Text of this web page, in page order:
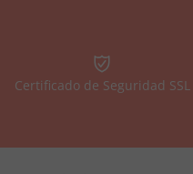
Certificado de Seguridad SSL